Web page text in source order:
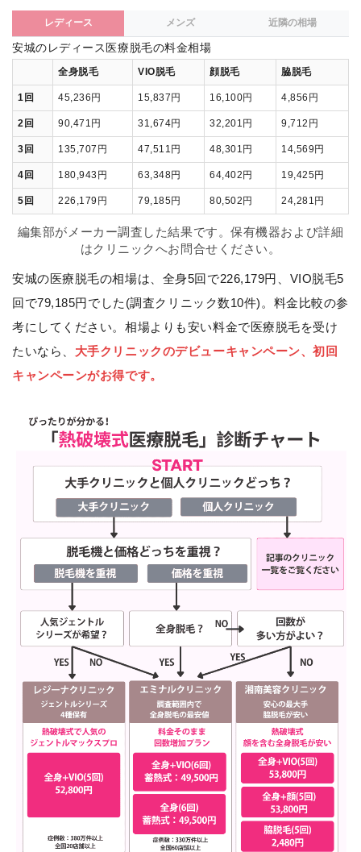
レディース メンズ 近隣の相場
安城のレディース医療脱毛の料金相場
全身脱毛 VIO脱毛 顔脱毛 脇脱毛
1回 45,236円 15,837円 16,100円 4,856円
2回 90,471円 31,674円 32,201円 9,712円
3回 135,707円 47,511円 48,301円 14,569円
4回 180,943円 63,348円 64,402円 19,425円
5回 226,179円 79,185円 80,502円 24,281円
編集部がメーカー調査した結果です。保有機器および詳細
はクリニックへお問合せください。
安城の医療脱毛の相場は、全身5回で226,179円、VIO脱毛5
回で79,185円でした(調査クリニック数10件)。料金比較の参
考にしてください。相場よりも安い料金で医療脱毛を受け
たいなら、 大手クリニックのデビューキャンペーン、初回
キャンペーンがお得です。